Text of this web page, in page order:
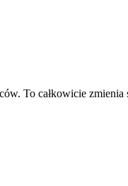
To całkowicie